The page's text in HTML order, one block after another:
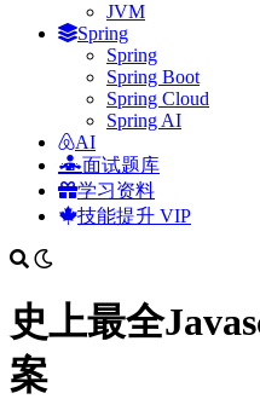
JVM
Spring
Spring
Spring Boot
Spring Cloud
Spring AI
AI
面试题库
学习资料
技能提升 VIP
史上最全
案